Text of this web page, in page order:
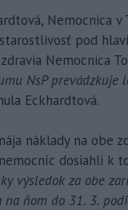
Nemocnica v
pod
Nemocnica
NsP prevádzkuje
Eckhardtová.
náklady na obe
dosiahli k
výsledok za obe
na ňom do 31. 3.